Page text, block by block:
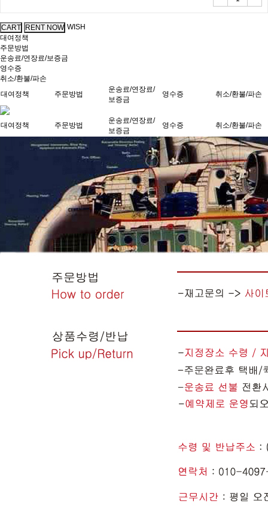
WISH
대여정책
주문방법
운송료/연장료/보증금
영수증
취소/환불/파손
대여정책
주문방법
운송료/연장료/
보증금
영수증 취소/환불/파손
대여정책 주문방법
운송료/연장료/
보증금
영수증 취소/환불/파손